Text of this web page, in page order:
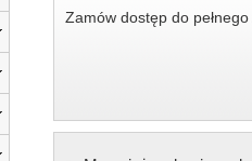
Zamów dostęp do